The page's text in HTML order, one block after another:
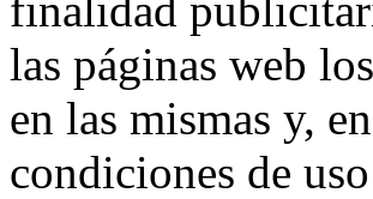
las páginas web
en las mismas y,
condiciones de